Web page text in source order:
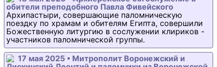
обители преподобного Павла Фивейского
Архипастыри, совершающие паломническую
поездку по храмам и обителям Египта, совершили
Божественную литургию в сослужении клириков -
участников паломнической группы.
17 мая 2025 • Митрополит Воронежский и